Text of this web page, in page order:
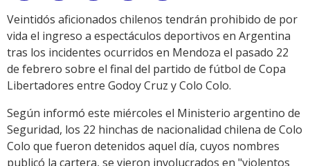
Link
Veintidós aficionados chilenos tendrán prohibido de por
vida el ingreso a espectáculos deportivos en Argentina
tras los incidentes ocurridos en Mendoza el pasado 22
de febrero sobre el final del partido de fútbol de Copa
Libertadores entre Godoy Cruz y Colo Colo.
Según informó este miércoles el Ministerio argentino de
Seguridad, los 22 hinchas de nacionalidad chilena de Colo
Colo que fueron detenidos aquel día, cuyos nombres
publicó la cartera, se vieron involucrados en "violentos